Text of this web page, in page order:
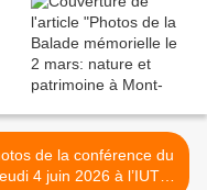
de la conférence du
4 juin 2026 à l’IUT: